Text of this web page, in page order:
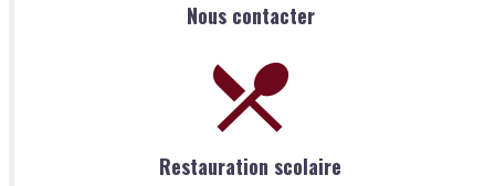
Nous contacter
Restauration scolaire